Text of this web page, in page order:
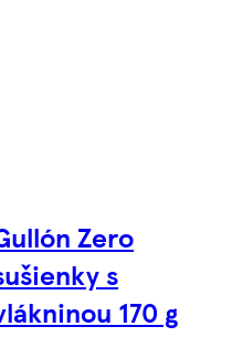
Zero
s
170 g